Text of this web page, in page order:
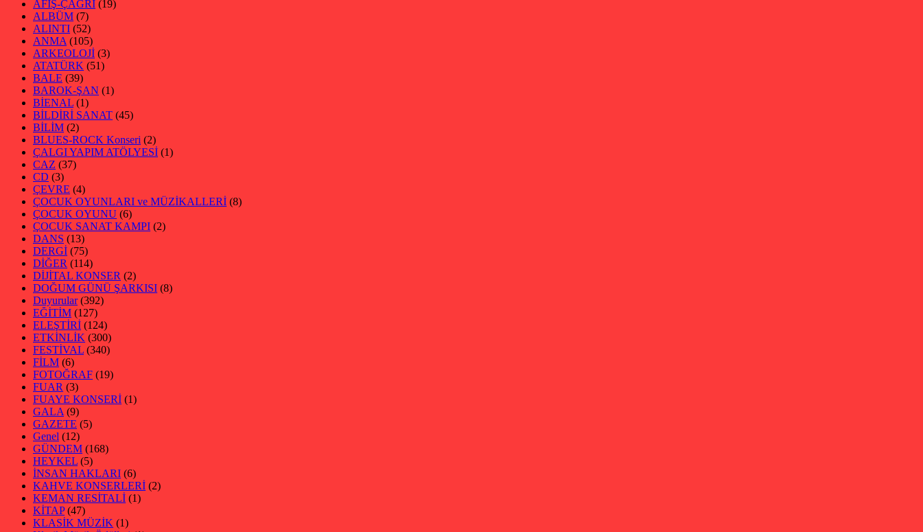
AFİŞ-ÇAĞRI (19)
ALBÜM (7)
ALINTI (52)
ANMA (105)
ARKEOLOJİ (3)
ATATÜRK (51)
BALE (39)
BAROK-ŞAN (1)
BİENAL (1)
BİLDİRİ SANAT (45)
BİLİM (2)
BLUES-ROCK Konseri (2)
ÇALGI YAPIM ATÖLYESİ (1)
CAZ (37)
CD (3)
ÇEVRE (4)
ÇOCUK OYUNLARI ve MÜZİKALLERİ (8)
ÇOCUK OYUNU (6)
ÇOCUK SANAT KAMPI (2)
DANS (13)
DERGİ (75)
DİĞER (114)
DİJİTAL KONSER (2)
DOĞUM GÜNÜ ŞARKISI (8)
Duyurular(392)
EĞİTİM (127)
ELEŞTİRİ (124)
ETKİNLİK (300)
FESTİVAL (340)
FİLM (6)
FOTOĞRAF (19)
FUAR (3)
FUAYE KONSERİ (1)
GALA (9)
GAZETE (5)
Genel (12)
GÜNDEM (168)
HEYKEL (5)
İNSAN HAKLARI (6)
KAHVE KONSERLERİ (2)
KEMAN RESİTALİ (1)
KİTAP(47)
KLASİK MÜZİK (1)